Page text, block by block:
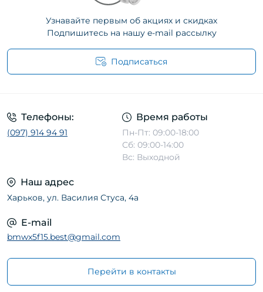
Узнавайте первым об акциях и скидках
Подпишитесь на нашу e-mail рассылку
Подписаться
Телефоны:
(097) 914 94 91
Время работы
Пн-Пт: 09:00-18:00
Сб: 09:00-14:00
Вс: Выходной
Наш адрес
Харьков, ул. Василия Стуса, 4а
E-mail
bmwx5f15.best@gmail.com
Перейти в контакты